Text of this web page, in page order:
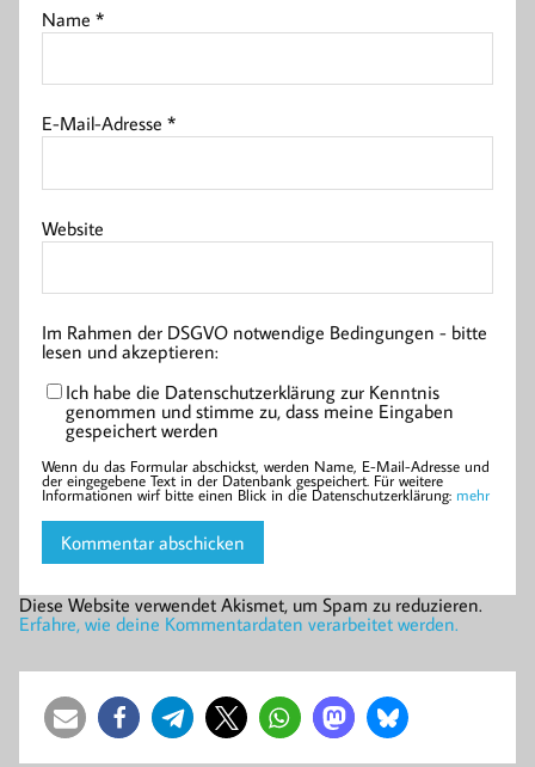
Name*
E-Mail-Adresse*
Website
Im Rahmen der DSGVO notwendige Bedingungen - bitte
lesen und akzeptieren:
Ich habe die Datenschutzerklärung zur Kenntnis
genommen und stimme zu, dass meine Eingaben
gespeichert werden
Wenn du das Formular abschickst, werden Name, E-Mail-Adresse und
der eingegebene Text in der Datenbank gespeichert. Für weitere
Informationen wirf bitte einen Blick in die Datenschutzerklärung: mehr
Diese Website verwendet Akismet, um Spam zu reduzieren.
Erfahre, wie deine Kommentardaten verarbeitet werden.